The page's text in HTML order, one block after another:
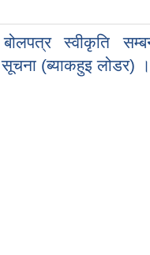
बोलपत्र स्वीकृति
(ब्याकहुइ लोडर) ।